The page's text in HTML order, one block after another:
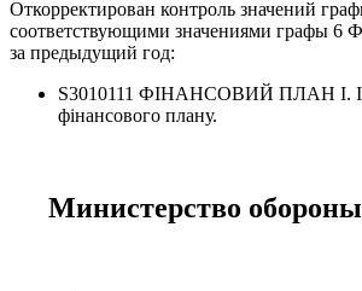
Откорректирован контроль значений
соответствующими значениями графы 6
за предыдущий год:
S3010111 ФІНАНСОВИЙ ПЛАН І.
фінансового плану.
Министерство